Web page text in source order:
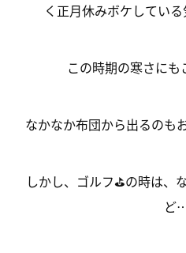
く正月休みボケしている
この時期の寒さにも
なかなか布団から出るのも
しかし、ゴルフ⛳の時は、
ど